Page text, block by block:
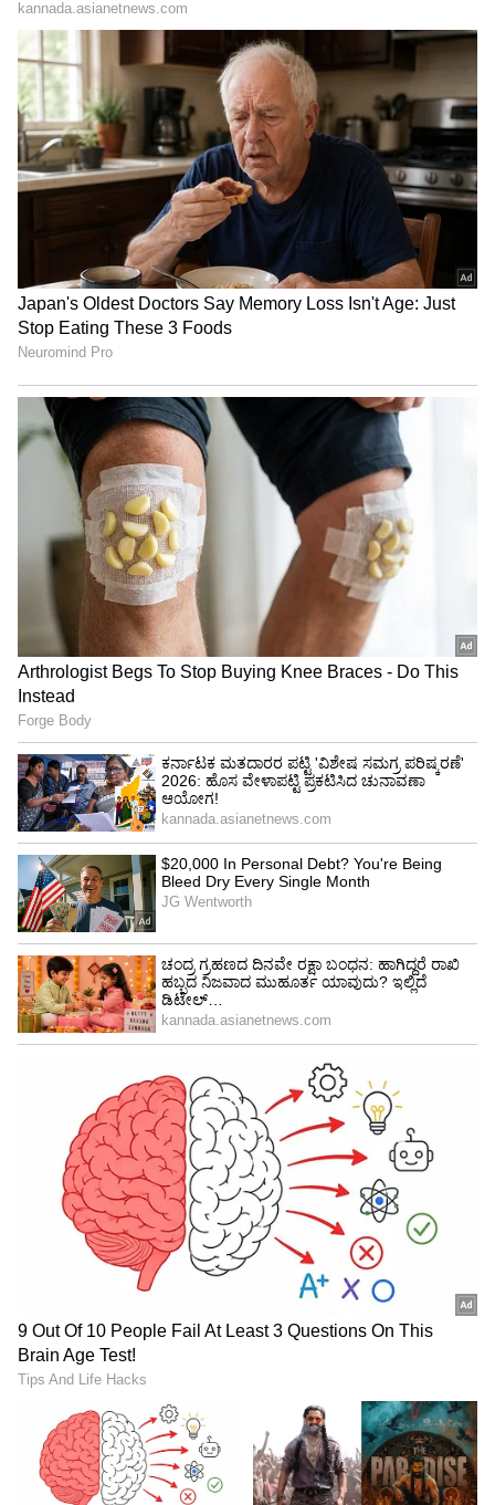
LATEST VIDEOS
"ರಾಜಕೀಯ ಬೇಡ, ಸಿನಿಮಾನೇ ಪ್ರಾಣ":
ಕನಕೋತ್ಸವದಲ್ಲಿ ರಿಷಬ್ ಶೆಟ್ಟಿ | Rishab
Shetty speech | Suvarna News
ಶೇ.50 ರಿಂದ ಶೇ.18 ಕ್ಕೆ TAX ಇಳಿಕೆ: ಮೋದಿ-
ಟ್ರಂಪ್ ಐತಿಹಾಸಿಕ ಒಪ್ಪಂದ | India US
Trade Deal | Party Rounds